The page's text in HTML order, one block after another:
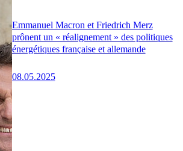
Emmanuel Macron et Friedrich Merz
prônent un « réalignement » des politiques
énergétiques française et allemande
08.05.2025